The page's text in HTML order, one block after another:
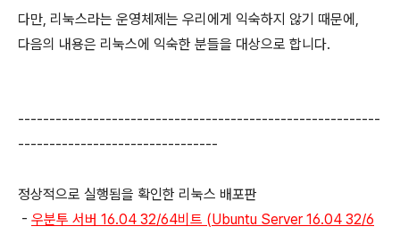
다만, 리눅스라는 운영체제는 우리에게 익숙하지 않기 때문에,
다음의 내용은 리눅스에 익숙한 분들을 대상으로 합니다.
----------------------------------------------------------
--------------------------------
정상적으로 실행됨을 확인한 리눅스 배포판
- 우분투 서버 16.04 32/64비트 (Ubuntu Server 16.04 32/6